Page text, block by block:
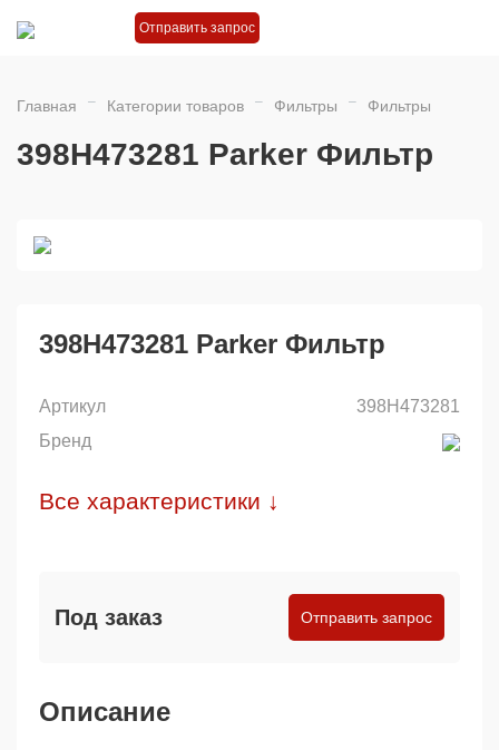
Отправить запрос
Главная Категории товаров Фильтры Фильтры
398H473281 Parker Фильтр
398H473281 Parker Фильтр
Артикул
398H473281
Бренд
Все характеристики ↓
Под заказ Отправить запрос
Описание